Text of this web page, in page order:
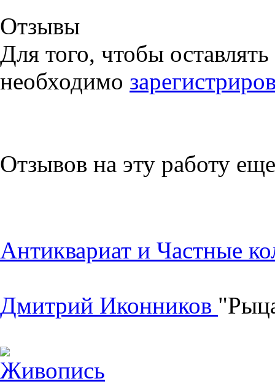
Отзывы
Для того, чтобы
необходимо
Отзывов на эту работу
Антиквариат и Частные
Дмитрий Иконников
Живопись